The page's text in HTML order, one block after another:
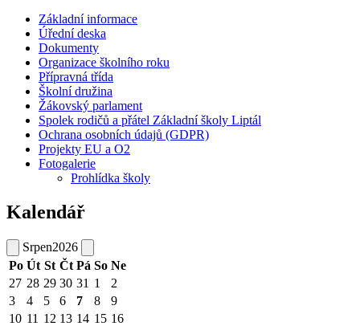
Základní informace
Úřední deska
Dokumenty
Organizace školního roku
Přípravná třída
Školní družina
Žákovský parlament
Spolek rodičů a přátel Základní školy Liptál
Ochrana osobních údajů (GDPR)
Projekty EU a O2
Fotogalerie
Prohlídka školy
Kalendář
Srpen2026
Po Út St Čt Pá So Ne
27 28 29 30 31 1
2
3
4 5 6 7 8
9
10 11 12 13 14 15 16